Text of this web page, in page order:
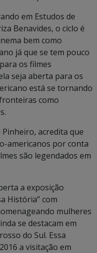
em Estudos de
Benavides, o ciclo é
bem como
já que se tem pouco
os filmes
seja aberta para os
está se tornando
como
acredita que
americanos por conta
são legendados em
a exposição
História” com
mulheres
se destacam em
do Sul. Essa
a visitação em